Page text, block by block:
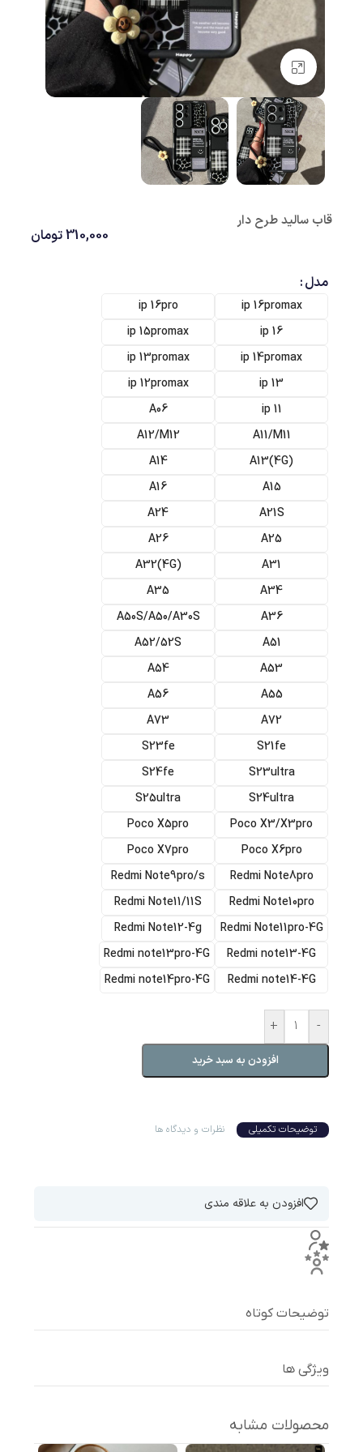
بزرگنمایی تصویر
قاب سالید طرح دار
310,000تومان
مدل
ip 16promax
ip 16pro
ip 16
ip 15promax
ip 14promax
ip 13promax
ip 13
ip 12promax
ip 11
A06
A11/M11
A12/M12
(A13(4G
A14
A15
A16
A21S
A24
A25
A26
A31
(A32(4G
A34
A35
A36
A50S/A50/A30S
A51
A52/52S
A53
A54
A55
A56
A72
A73
S21fe
S23fe
S23ultra
S24fe
S24ultra
S25ultra
Poco X3/X3pro
Poco X5pro
Poco X6pro
Poco X7pro
Redmi Note8pro
Redmi Note9pro/s
Redmi Note10pro
Redmi Note11/11S
Redmi Note11pro-4G
Redmi Note12-4g
Redmi note13-4G
Redmi note13pro-4G
Redmi note14-4G
Redmi note14pro-4G
-
+
افزودن به سبد خرید
توضیحات تکمیلی نظرات و دیدگاه ها
توضیحات کوتاه
ویژگی ها
افزودن به علاقه مندی
محصولات مشابه